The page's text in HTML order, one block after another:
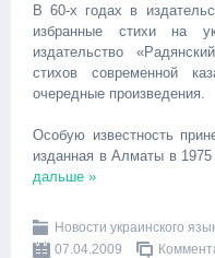
В 60-х годах в
избранные стихи на
издательство
стихов современной
очередные произведения.
Особую известность
изданная в Алматы в
дальше »
Новости украинского
07.04.2009